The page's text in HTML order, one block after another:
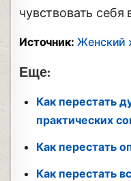
чувствовать себя
Источник: Женский
Еще:
Как перестать
практических
Как перестать
Как перестать